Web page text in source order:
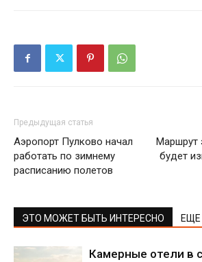
Предыдущая статья
Аэропорт Пулково начал
работать по зимнему
расписанию полетов
Маршрут
будет
ЭТО МОЖЕТ БЫТЬ ИНТЕРЕСНО
Камерные отели в